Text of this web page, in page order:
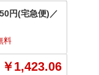
円(宅急便) ／
料
￥1,423.06